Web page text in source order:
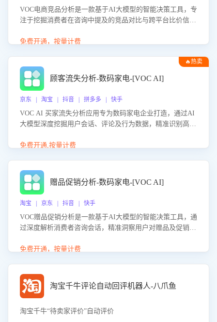
VOC电商竞品分析是一款基于AI大模型的智能决策工具，专
注于挖掘消费者在咨询中提及的竞品对比与跨平台比价信
商品信息，进行多维度交叉对比，并分析消费者的比价行
企业优化营销话术、突出产品与服务优势，有效提升咨询转
化率，避免陷入单纯价格竞争，实现精准扬长避短。
免费开通，按量计费
🔥热卖
顾客流失分析-数码家电-[VOC AI]
京东 | 淘宝 | 抖音 | 拼多多 | 快手
VOC AI 买家流失分析应用专为数码家电企业打造，通过AI
大模型深度挖掘用户会话、评论及行为数据，精准识别高流
应延迟、竞品价格冲击等。系统自动输出可落地的挽回策
免费开通,按量计费
赠品促销分析-数码家电-[VOC AI]
淘宝 | 京东 | 抖音 | 快手
VOC赠品促销分析是一款基于AI大模型的智能决策工具，通
过深度解析消费者咨询会话，精准洞察用户对赠品及促销政
销诉求，帮助企业制定个性化赠品组合策略，优化资源投放
免费开通，按量计费
淘宝千牛评论自动回评机器人-八爪鱼
淘宝千牛“待卖家评价”自动评价